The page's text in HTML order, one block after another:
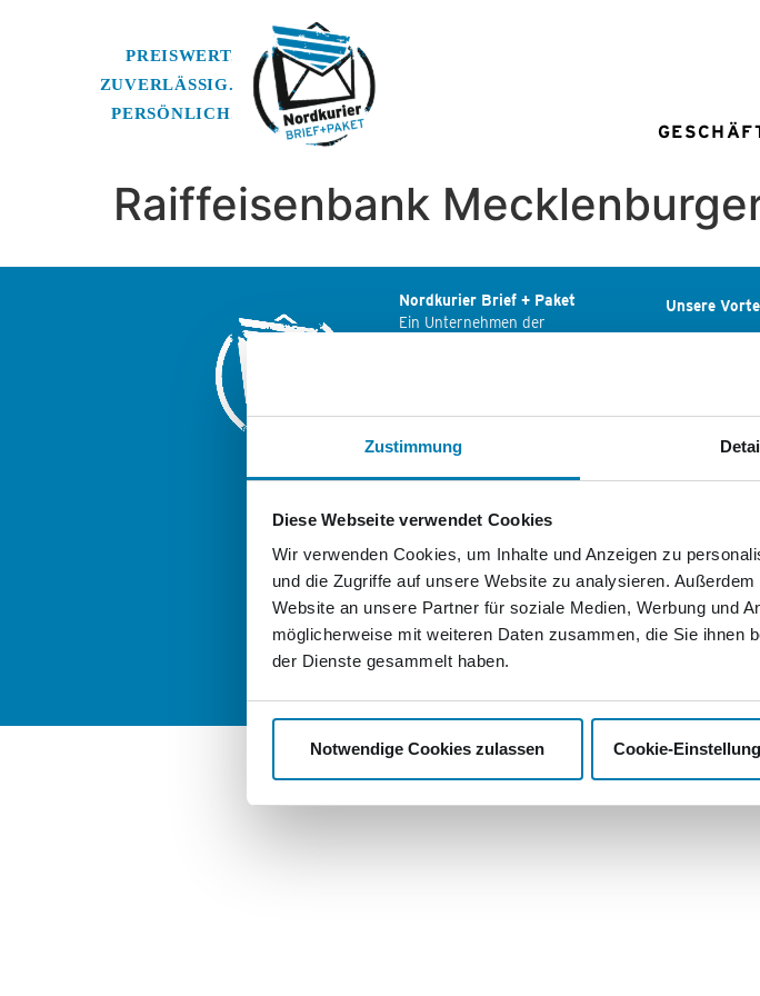
Zustimmung
Diese Webseite verwendet Cookies
Wir verwenden Cookies, um Inhalte und Anzeigen zu
und die Zugriffe auf unsere Website zu analysieren.
Website an unsere Partner für soziale Medien, Werbung und
möglicherweise mit weiteren Daten zusammen, die Sie ihnen
der Dienste gesammelt haben.
Notwendige Cookies zulassen Cookie-
Raiffeisenbank
Nordkurier Brief + Paket
Ein Unternehmen der
Weitere Logistik Services
der Nordkurier Mediengruppe:
nordkurier-mediengruppe.de
Unsere
Rechnung
Unsere AGB
Ihr